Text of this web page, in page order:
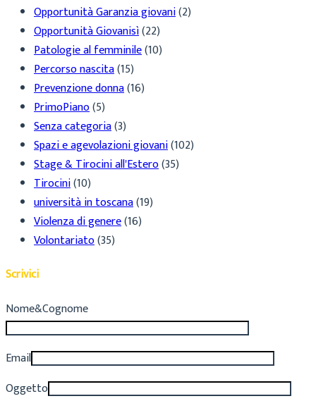
Opportunità Garanzia giovani(2)
Opportunità Giovanisì(22)
Patologie al femminile(10)
Percorso nascita(15)
Prevenzione donna(16)
PrimoPiano(5)
Senza categoria(3)
Spazi e agevolazioni giovani(102)
Stage & Tirocini all'Estero(35)
Tirocini(10)
università in toscana(19)
Violenza di genere(16)
Volontariato(35)
Scrivici
Nome&Cognome
Email
Oggetto